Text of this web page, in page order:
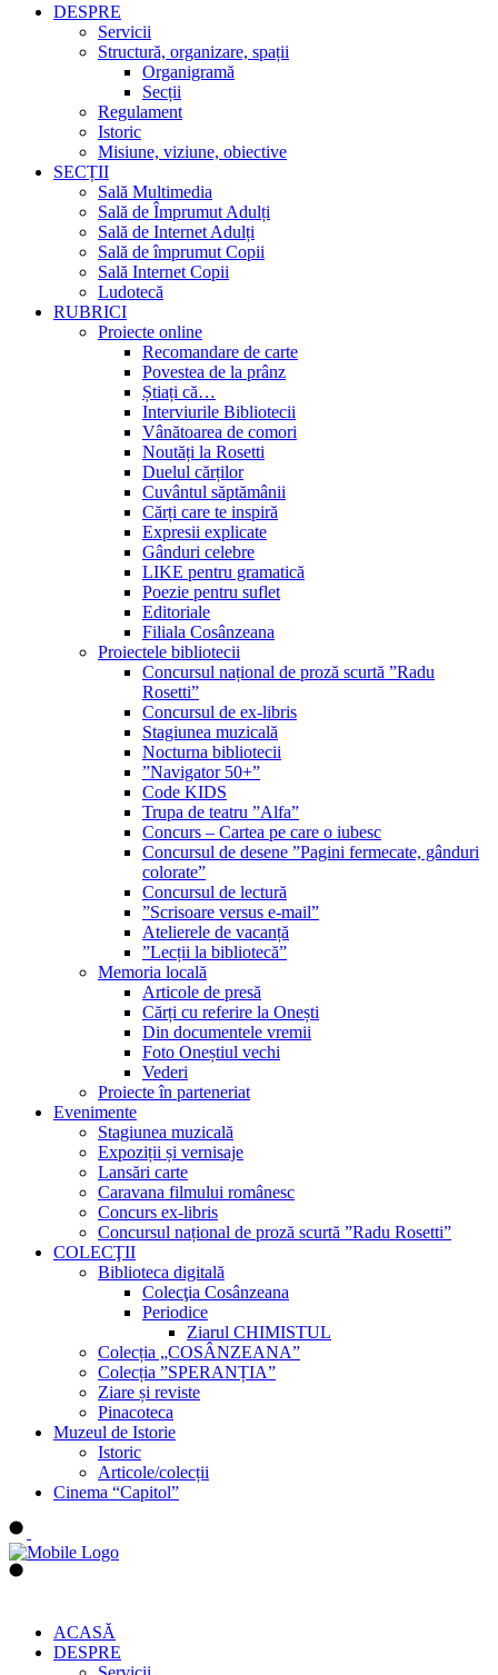
DESPRE
Servicii
Structură, organizare, spații
Organigramă
Secții
Regulament
Istoric
Misiune, viziune, obiective
SECȚII
Sală Multimedia
Sală de Împrumut Adulți
Sală de Internet Adulți
Sală de împrumut Copii
Sală Internet Copii
Ludotecă
RUBRICI
Proiecte online
Recomandare de carte
Povestea de la prânz
Știați că…
Interviurile Bibliotecii
Vânătoarea de comori
Noutăți la Rosetti
Duelul cărților
Cuvântul săptămânii
Cărți care te inspiră
Expresii explicate
Gânduri celebre
LIKE pentru gramatică
Poezie pentru suflet
Editoriale
Filiala Cosânzeana
Proiectele bibliotecii
Concursul național de proză scurtă ”Radu
Rosetti”
Concursul de ex-libris
Stagiunea muzicală
Nocturna bibliotecii
”Navigator 50+”
Code KIDS
Trupa de teatru ”Alfa”
Concurs – Cartea pe care o iubesc
Concursul de desene ”Pagini fermecate, gânduri
colorate”
Concursul de lectură
”Scrisoare versus e-mail”
Atelierele de vacanță
”Lecții la bibliotecă”
Memoria locală
Articole de presă
Cărți cu referire la Onești
Din documentele vremii
Foto Oneștiul vechi
Vederi
Proiecte în parteneriat
Evenimente
Stagiunea muzicală
Expoziții și vernisaje
Lansări carte
Caravana filmului românesc
Concurs ex-libris
Concursul național de proză scurtă ”Radu Rosetti”
COLECŢII
Biblioteca digitală
Colecţia Cosânzeana
Periodice
Ziarul CHIMISTUL
Colecția „COSÂNZEANA”
Colecția ”SPERANȚIA”
Ziare și reviste
Pinacoteca
Muzeul de Istorie
Istoric
Articole/colecții
Cinema “Capitol”
ACASĂ
DESPRE